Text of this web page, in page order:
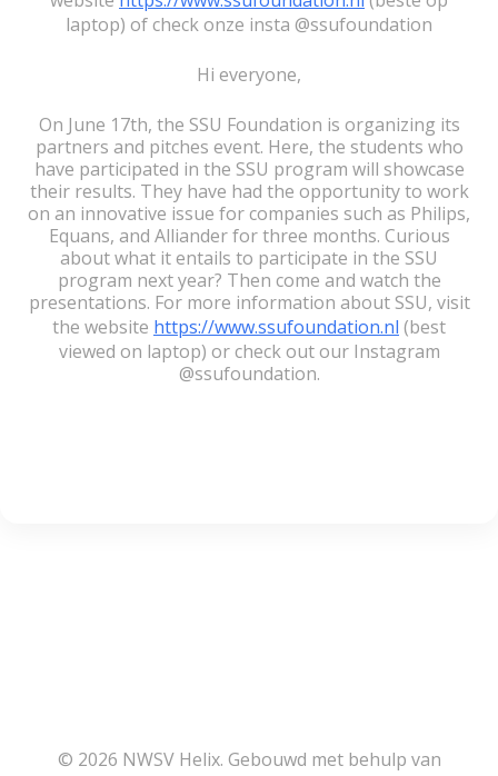
laptop) of check onze insta @ssufoundation
Hi everyone,
On June 17th, the SSU Foundation is organizing its
partners and pitches event. Here, the students who
have participated in the SSU program will showcase
their results. They have had the opportunity to work
on an innovative issue for companies such as Philips,
Equans, and Alliander for three months. Curious
about what it entails to participate in the SSU
program next year? Then come and watch the
presentations. For more information about SSU, visit
the website https://www.ssufoundation.nl (best
viewed on laptop) or check out our Instagram
@ssufoundation.
© 2026 NWSV Helix. Gebouwd met behulp van